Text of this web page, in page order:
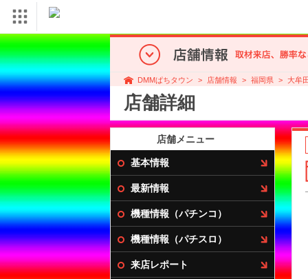
DMMぱちタウン 店舗情報 福岡県 大牟
店舗詳細
店舗メニュー
基本情報
最新情報
機種情報（パチンコ）
機種情報（パチスロ）
来店レポート